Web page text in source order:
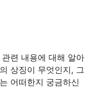
련 내용에 대해 알아
상징이 무엇인지, 그
어떠한지 궁금하신